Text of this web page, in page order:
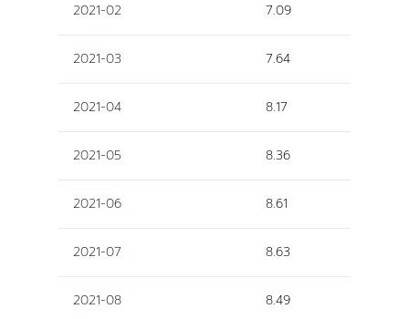
2021-02 7.09
2021-03 7.64
2021-04 8.17
2021-05 8.36
2021-06 8.61
2021-07 8.63
2021-08 8.49